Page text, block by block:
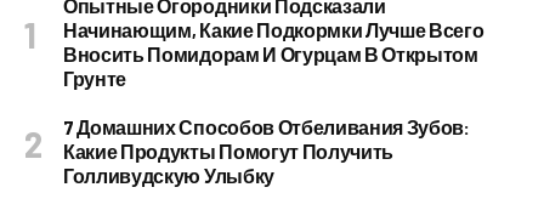
Опытные Огородники Подсказали
Начинающим, Какие Подкормки Лучше Всего
Вносить Помидорам И Огурцам В Открытом
Грунте
7 Домашних Способов Отбеливания Зубов:
Какие Продукты Помогут Получить
Голливудскую Улыбку